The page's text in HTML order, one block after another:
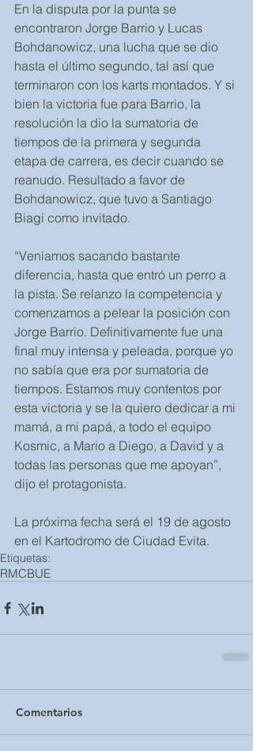
En la disputa por la punta se
encontraron Jorge Barrio y Lucas
Bohdanowicz, una lucha que se dio
hasta el último segundo, tal así que
terminaron con los karts montados. Y si
bien la victoria fue para Barrio, la
resolución la dio la sumatoria de
tiempos de la primera y segunda
etapa de carrera, es decir cuando se
reanudo. Resultado a favor de
Bohdanowicz, que tuvo a Santiago
Biagi como invitado.
“Veníamos sacando bastante
diferencia, hasta que entró un perro a
la pista. Se relanzo la competencia y
comenzamos a pelear la posición con
Jorge Barrio. Definitivamente fue una
final muy intensa y peleada, porque yo
no sabía que era por sumatoria de
tiempos. Estamos muy contentos por
esta victoria y se la quiero dedicar a mi
mamá, a mi papá, a todo el equipo
Kosmic, a Mario a Diego, a David y a
todas las personas que me apoyan”,
dijo el protagonista.
La próxima fecha será el 19 de agosto
en el Kartodromo de Ciudad Evita.
Etiquetas:
RMCBUE
Comentarios